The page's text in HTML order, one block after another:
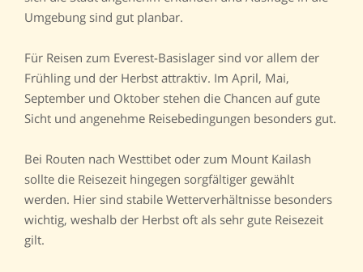
Umgebung sind gut planbar.
Für Reisen zum Everest-Basislager sind vor allem der
Frühling und der Herbst attraktiv. Im April, Mai,
September und Oktober stehen die Chancen auf gute
Sicht und angenehme Reisebedingungen besonders gut.
Bei Routen nach Westtibet oder zum Mount Kailash
sollte die Reisezeit hingegen sorgfältiger gewählt
werden. Hier sind stabile Wetterverhältnisse besonders
wichtig, weshalb der Herbst oft als sehr gute Reisezeit
gilt.